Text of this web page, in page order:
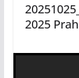
2025